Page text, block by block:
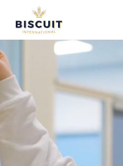
Aller au contenu